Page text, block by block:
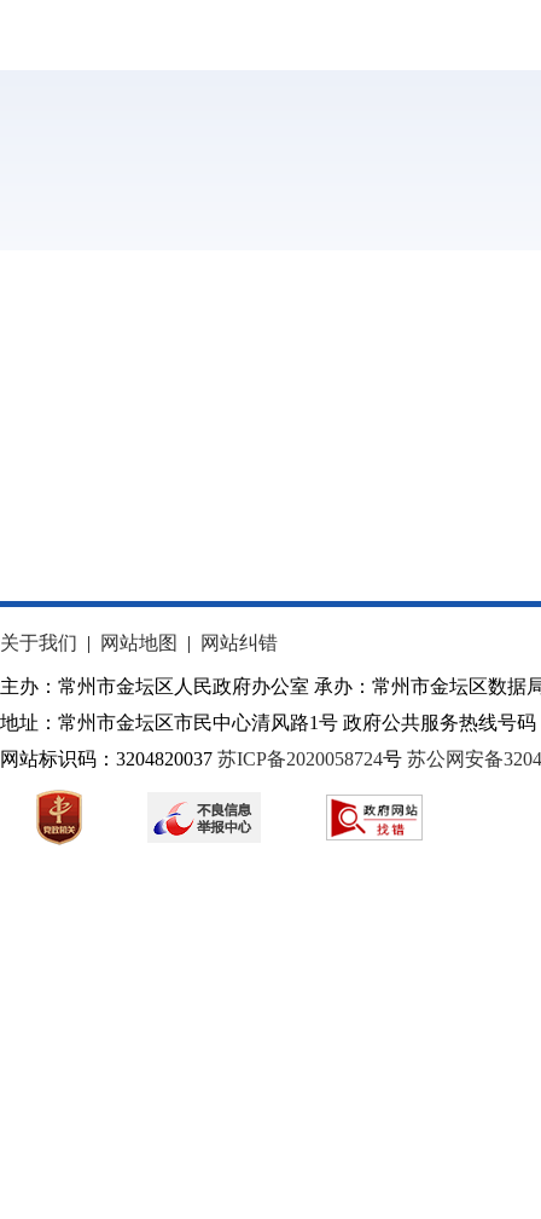
关于我们 | 网站地图 | 网站纠错
主办：常州市金坛区人民政府办公室 承办：常州市金坛区数据
地址：常州市金坛区市民中心清风路1号 政府公共服务热线号码
网站标识码：3204820037 苏ICP备2020058724号 苏公网安备